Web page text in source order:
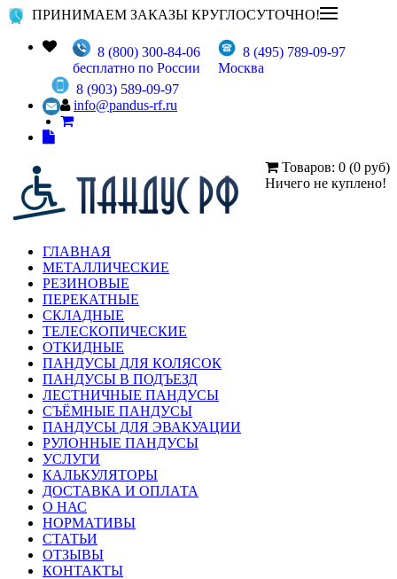
ПРИНИМАЕМ ЗАКАЗЫ КРУГЛОСУТОЧНО!
8 (800) 300-84-06
бесплатно по России
8 (495) 789-09-97
Москва
8 (903) 589-09-97
info@pandus-rf.ru
Товаров: 0 (0 руб)
Ничего не куплено!
ГЛАВНАЯ
МЕТАЛЛИЧЕСКИЕ
РЕЗИНОВЫЕ
ПЕРЕКАТНЫЕ
СКЛАДНЫЕ
ТЕЛЕСКОПИЧЕСКИЕ
ОТКИДНЫЕ
ПАНДУСЫ ДЛЯ КОЛЯСОК
ПАНДУСЫ В ПОДЪЕЗД
ЛЕСТНИЧНЫЕ ПАНДУСЫ
СЪЁМНЫЕ ПАНДУСЫ
ПАНДУСЫ ДЛЯ ЭВАКУАЦИИ
РУЛОННЫЕ ПАНДУСЫ
УСЛУГИ
КАЛЬКУЛЯТОРЫ
ДОСТАВКА И ОПЛАТА
О НАС
НОРМАТИВЫ
СТАТЬИ
ОТЗЫВЫ
КОНТАКТЫ